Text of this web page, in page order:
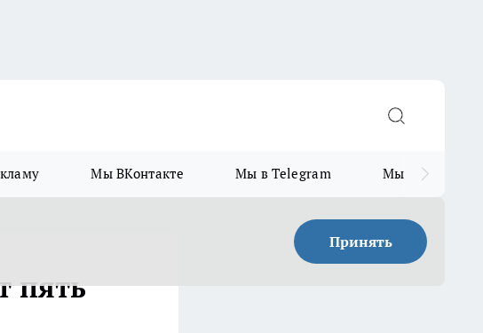
Мы ВКонтакте Мы в Telegram Мы в MAX
Принять
пять